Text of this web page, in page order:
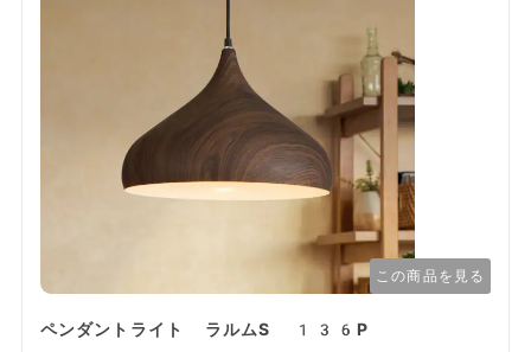
この商品を見る
ペンダントライト ラルムS 136P